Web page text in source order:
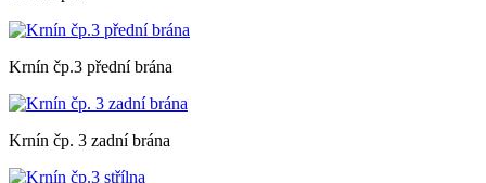
Krnín čp.3 přední brána
Krnín čp. 3 zadní brána